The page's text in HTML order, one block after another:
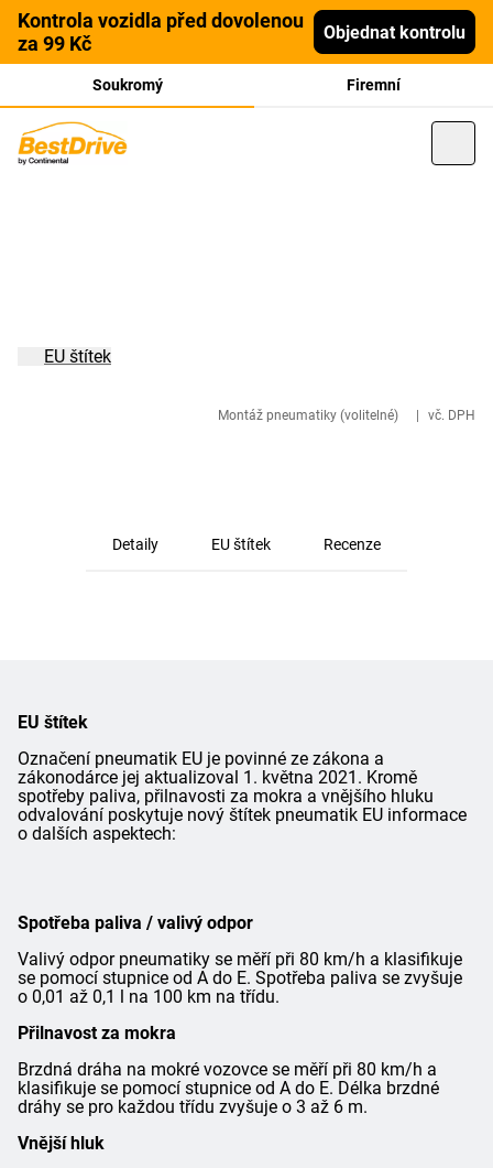
Kontrola vozidla před dovolenou
za 99 Kč
Objednat kontrolu
Soukromý Firemní
Montáž pneumatiky (volitelné) vč. DPH
EU štítek
Detaily EU štítek Recenze
EU štítek
Označení pneumatik EU je povinné ze zákona a
zákonodárce jej aktualizoval 1. května 2021. Kromě
spotřeby paliva, přilnavosti za mokra a vnějšího hluku
odvalování poskytuje nový štítek pneumatik EU informace
o dalších aspektech:
Spotřeba paliva / valivý odpor
Valivý odpor pneumatiky se měří při 80 km/h a klasifikuje
se pomocí stupnice od A do E. Spotřeba paliva se zvyšuje
o 0,01 až 0,1 l na 100 km na třídu.
Přilnavost za mokra
Brzdná dráha na mokré vozovce se měří při 80 km/h a
klasifikuje se pomocí stupnice od A do E. Délka brzdné
dráhy se pro každou třídu zvyšuje o 3 až 6 m.
Vnější hluk